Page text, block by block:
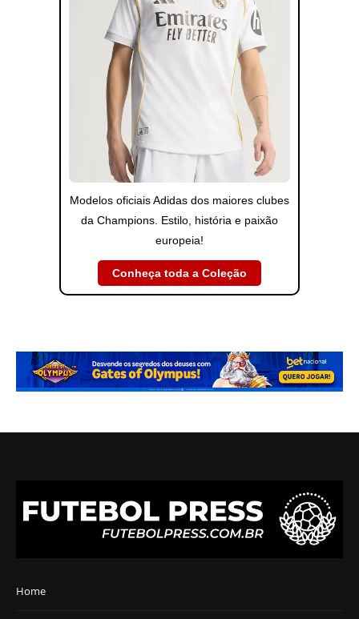
Modelos oficiais Adidas dos maiores clubes
da Champions. Estilo, história e paixão
europeia!
Conheça toda a Coleção
Home